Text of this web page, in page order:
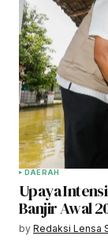
DAERAH
Upaya
Banjir Awal
by Redaksi Lensa